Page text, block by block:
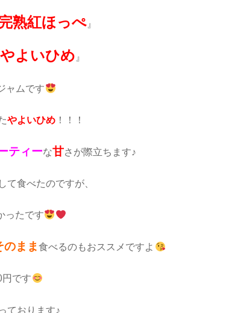
熟紅ほっぺ』
よいひめ』
ャムです
やよいひめ！！！
ティーな甘さが際立ちます♪
食べたのですが、
ったです
のまま食べるのもおススメですよ
です
ております♪